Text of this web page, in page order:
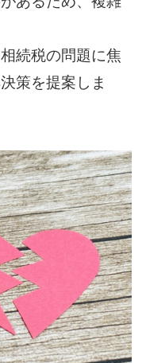
続税の問題に焦
策を提案しま